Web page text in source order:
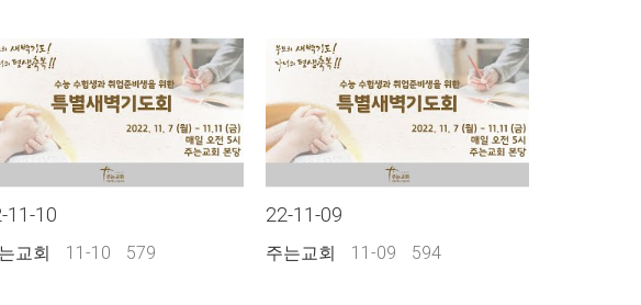
11-10
교회 11-10 579
22-11-09
주는교회 11-09 594